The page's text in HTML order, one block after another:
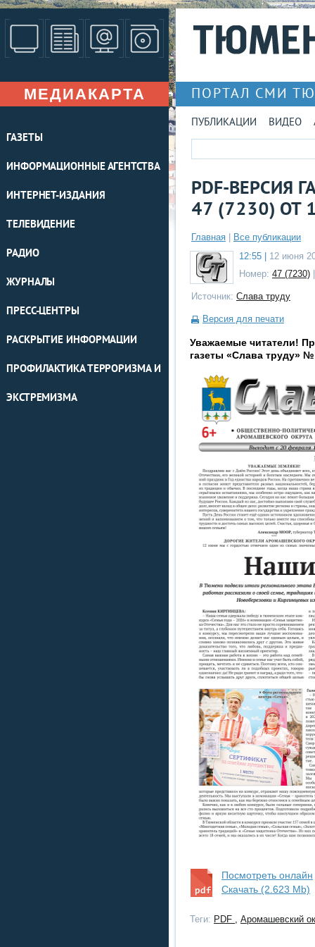
МЕДИАКАРТА
ГАЗЕТЫ
ИНФОРМАЦИОННЫЕ АГЕНТСТВА
ИНТЕРНЕТ-ИЗДАНИЯ
ТЕЛЕВИДЕНИЕ
РАДИО
ЖУРНАЛЫ
ПРЕСС-ЦЕНТРЫ
РАСКРЫТИЕ ИНФОРМАЦИИ
ПРОФИЛАКТИКА ТЕРРОРИЗМА И
ЭКСТРЕМИЗМА
ПОРТАЛ СМИ
ПУБЛИКАЦИИ ВИДЕО
PDF-ВЕРСИЯ
47 (7230) ОТ
Главная
Все публикации
12:55 |
12 июня
Номер: 47 (7230)
Источник: Слава труду
Версия для печати
Уважаемые читатели!
газеты «Слава труду» №
Посмотреть онлайн
Скачать (2.623 Mb)
Теги: PDF , Аромашевский